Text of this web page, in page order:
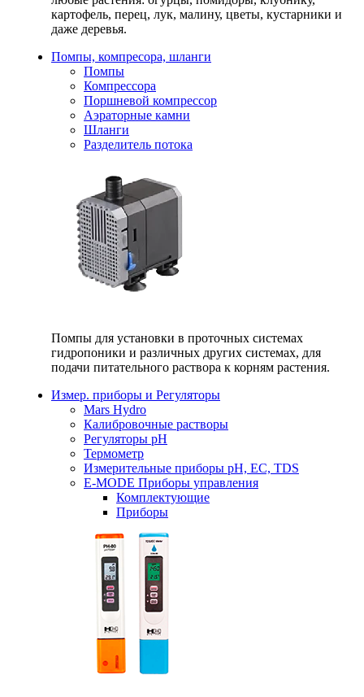
картофель, перец, лук, малину, цветы, кустарники и
даже деревья.
Помпы, компресора, шланги
Помпы
Компрессора
Поршневой компрессор
Аэраторные камни
Шланги
Разделитель потока
Помпы для установки в проточных системах
гидропоники и различных других системах, для
подачи питательного раствора к корням растения.
Измер. приборы и Регуляторы
Mars Hydro
Калибровочные растворы
Регуляторы рН
Термометр
Измерительные приборы pH, EC, TDS
E-MODE Приборы управления
Комплектующие
Приборы